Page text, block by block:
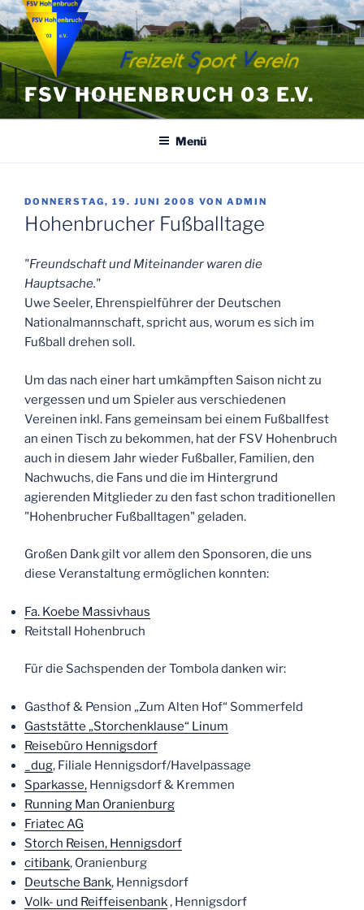
Zum
Inhalt
springen
FSV HOHENBRUCH 03 E.V.
Menü
VERÖFFENTLICHT
AM
DONNERSTAG, 19. JUNI 2008 VON ADMIN
Hohenbrucher Fußballtage
"Freundschaft und Miteinander waren die
Hauptsache."
Uwe Seeler, Ehrenspielführer der Deutschen
Nationalmannschaft, spricht aus, worum es sich im
Fußball drehen soll.
Um das nach einer hart umkämpften Saison nicht zu
vergessen und um Spieler aus verschiedenen
Vereinen inkl. Fans gemeinsam bei einem Fußballfest
an einen Tisch zu bekommen, hat der FSV Hohenbruch
auch in diesem Jahr wieder Fußballer, Familien, den
Nachwuchs, die Fans und die im Hintergrund
agierenden Mitglieder zu den fast schon traditionellen
"Hohenbrucher Fußballtagen" geladen.
Großen Dank gilt vor allem den Sponsoren, die uns
diese Veranstaltung ermöglichen konnten:
Fa. Koebe Massivhaus
Reitstall Hohenbruch
Für die Sachspenden der Tombola danken wir:
Gasthof & Pension „Zum Alten Hof“ Sommerfeld
Gaststätte „Storchenklause“ Linum
Reisebüro Hennigsdorf
_dug, Filiale Hennigsdorf/Havelpassage
Sparkasse, Hennigsdorf & Kremmen
Running Man Oranienburg
Friatec AG
Storch Reisen, Hennigsdorf
citibank, Oranienburg
Deutsche Bank, Hennigsdorf
Volk- und Reiffeisenbank, Hennigsdorf